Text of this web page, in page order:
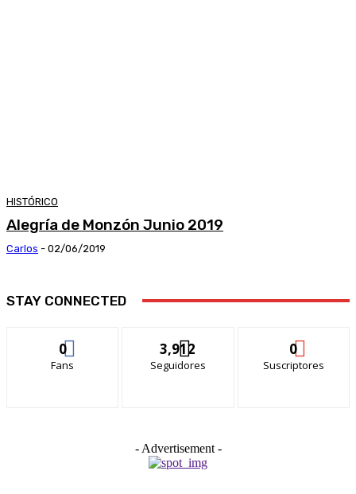
HISTÓRICO
Alegría de Monzón Junio 2019
Carlos - 02/06/2019
STAY CONNECTED
0
Fans
3,912
Seguidores
0
Suscriptores
- Advertisement -